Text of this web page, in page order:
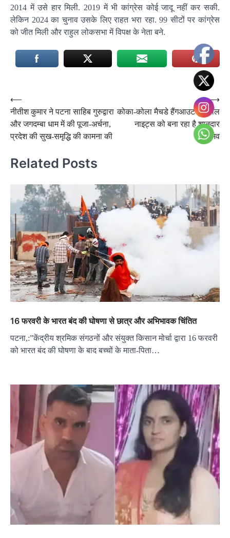
2014 में उसे हार मिली. 2019 में भी कांग्रेस कोई जादू नहीं कर सकी.
लेकिन 2024 का चुनाव उसके लिए राहत भरा रहा. 99 सीटों पर कांग्रेस
को जीत मिली और राहुल लोकसभा में विपक्ष के नेता बने.
Post
navigation
⟵
नीतीश कुमार ने पटना साहिब गुरुद्वारा
और जगदम्बा धाम में की पूजा-अर्चना,
प्रदेश की सुख-समृद्धि की कामना की
कोका-कोला मैचडे हैंगआउट फुटबॉल
नाइट्स को बना रहा है शानदार
अनुभव
⟶
Related Posts
16 फरवरी के भारत बंद की घोषणा से छात्र और अभिभावक चिंतित
पटना,:”केंद्रीय श्रमिक संगठनों और संयुक्त किसान मोर्चा द्वारा 16 फरवरी
को भारत बंद की घोषणा के बाद बच्चों के माता-पिता…